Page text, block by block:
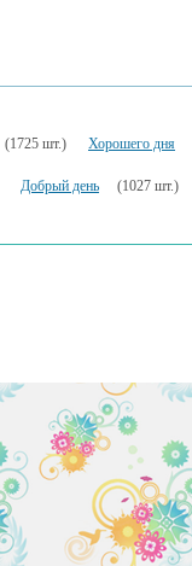
(1725 шт.) Хорошего дня
Добрый день (1027 шт.)